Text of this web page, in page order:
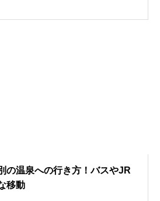
の温泉への行き方！バスやJR
移動